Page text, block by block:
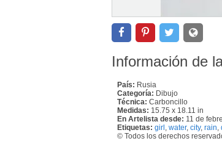
Información de
País: Rusia
Categoría: Dibujo
Técnica: Carboncillo
Medidas: 15.75 x 18.11 in
En Artelista desde: 11 de
Etiquetas: girl water, city, rain
© Todos los derechos